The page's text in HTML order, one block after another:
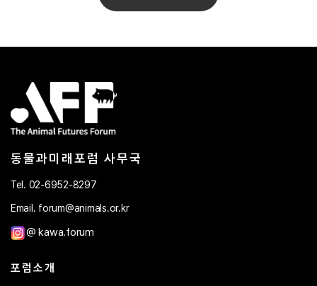
동물과미래포럼 사무국
Tel. 02-6952-8297
Email. forum@animals.or.kr
@ kawa.forum
포럼소개